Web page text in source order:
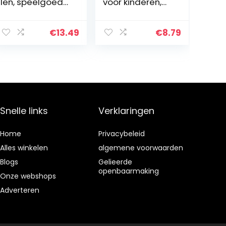
al, magische
€13.49
kinderverjaarda
€8.79
Snelle links
Home
Alles winkelen
Blogs
Onze webshops
Adverteren
Verklaringen
Privacybeleid
algemene voorwaarden
Gelieerde
openbaarmaking